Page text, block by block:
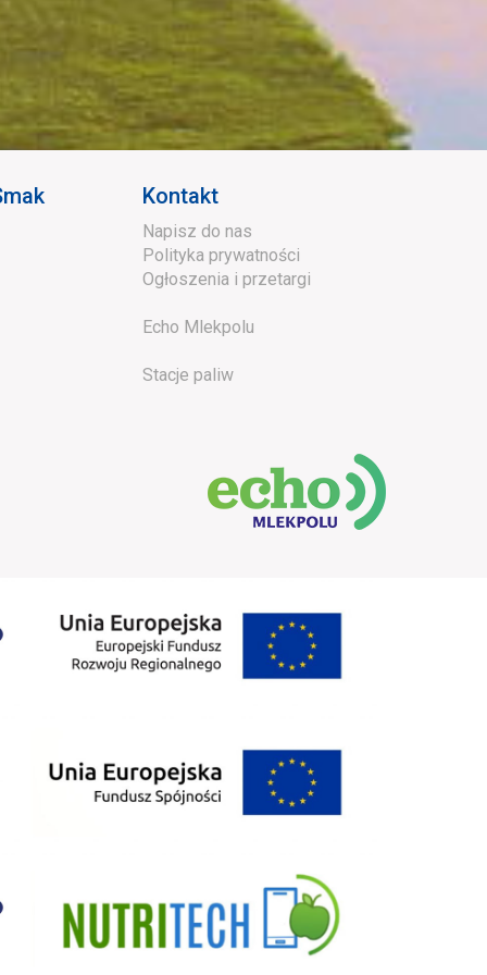
Kontakt
Napisz do nas
Polityka prywatności
Ogłoszenia i przetargi
Echo Mlekpolu
Stacje paliw